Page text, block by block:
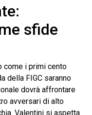
sfide
come i primi cento
della FIGC saranno
dovrà affrontare
avversari di alto
Valentini si aspetta